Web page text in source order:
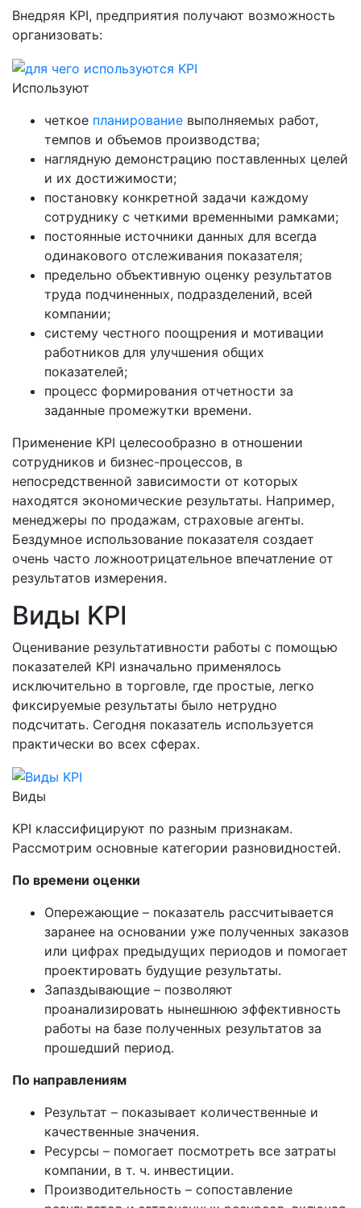
Внедряя KPI, предприятия получают возможность
организовать:
Используют
четкое планирование выполняемых работ,
темпов и объемов производства;
наглядную демонстрацию поставленных целей
и их достижимости;
постановку конкретной задачи каждому
сотруднику с четкими временными рамками;
постоянные источники данных для всегда
одинакового отслеживания показателя;
предельно объективную оценку результатов
труда подчиненных, подразделений, всей
компании;
систему честного поощрения и мотивации
работников для улучшения общих
показателей;
процесс формирования отчетности за
заданные промежутки времени.
Применение KPI целесообразно в отношении
сотрудников и бизнес-процессов, в
непосредственной зависимости от которых
находятся экономические результаты. Например,
менеджеры по продажам, страховые агенты.
Бездумное использование показателя создает
очень часто ложноотрицательное впечатление от
результатов измерения.
Виды KPI
Оценивание результативности работы с помощью
показателей KPI изначально применялось
исключительно в торговле, где простые, легко
фиксируемые результаты было нетрудно
подсчитать. Сегодня показатель используется
практически во всех сферах.
Виды
KPI классифицируют по разным признакам.
Рассмотрим основные категории разновидностей.
По времени оценки
Опережающие – показатель рассчитывается
заранее на основании уже полученных заказов
или цифрах предыдущих периодов и помогает
проектировать будущие результаты.
Запаздывающие – позволяют
проанализировать нынешнюю эффективность
работы на базе полученных результатов за
прошедший период.
По направлениям
Результат – показывает количественные и
качественные значения.
Ресурсы – помогает посмотреть все затраты
компании, в т. ч. инвестиции.
Производительность – сопоставление